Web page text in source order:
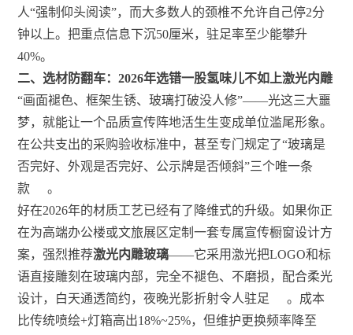
人“强制仰头阅读”，而大多数人的颈椎不允许自己停2分
钟以上。把重点信息下沉50厘米，驻足率至少能攀升
40%。
二、选材防翻车：2026年选错一股氢味儿不如上激光内雕
“画面褪色、框架生锈、玻璃打破没人修”——光这三大噩
梦，就能让一个品质宣传阵地活生生变成单位滥尾形象。
在公共支出的采购验收标准中，甚至专门规定了“玻璃是
否完好、外观是否完好、公示牌是否倾斜”三个唯一条
款
。
好在2026年的材质工艺已经有了降维式的升级。如果你正
在为高端办公楼或文旅展区定制一套专属宣传橱窗设计方
案，强烈推荐激光内雕玻璃——它采用激光把LOGO和标
语直接雕刻在玻璃内部，完全不褪色、不磨损，配合柔光
设计，白天通透简约，夜晚光影折射令人驻足
。成本
比传统喷绘+灯箱高出18%~25%，但维护更换频率降至